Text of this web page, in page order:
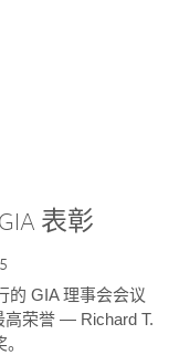
表彰
的 GIA 理事会会议
高荣誉 — Richard T.